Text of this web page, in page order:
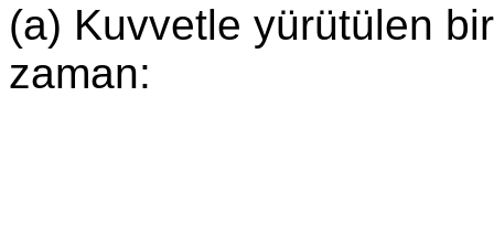
(a) Kuvvetle yürütülen
zaman: